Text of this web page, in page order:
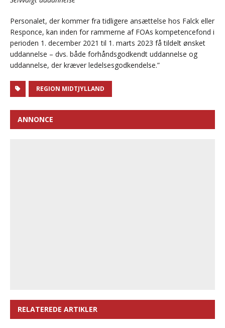
Personalet, der kommer fra tidligere ansættelse hos Falck eller
Responce, kan inden for rammerne af FOAs kompetencefond i
perioden 1. december 2021 til 1. marts 2023 få tildelt ønsket
uddannelse – dvs. både forhåndsgodkendt uddannelse og
uddannelse, der kræver ledelsesgodkendelse.”
REGION MIDTJYLLAND
ANNONCE
RELATEREDE ARTIKLER